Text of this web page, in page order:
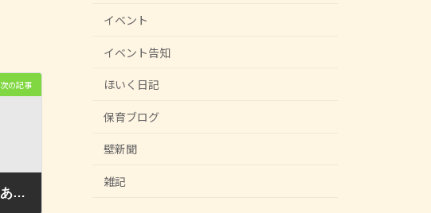
次の記事
2025/05/26（月） なでしこべびー ふれあい遊び＆すずのおもちゃを作ろう
イベント
イベント告知
ほいく日記
保育ブログ
壁新聞
雑記